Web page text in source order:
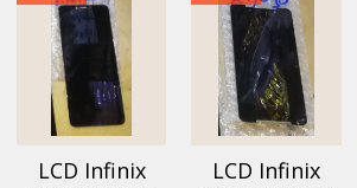
LCD Infinix
LCD Infinix